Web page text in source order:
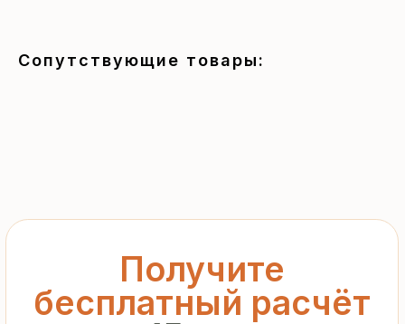
Сопутствующие товары:
Отправьте заявку — и получите
персональное коммерческое
и на условиях, указанных в
Запросить рассчёт